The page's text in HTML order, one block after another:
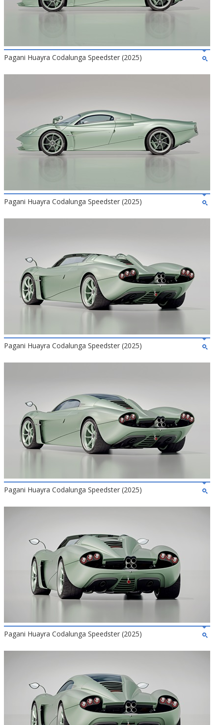
Pagani Huayra Codalunga Speedster (2025)
Pagani Huayra Codalunga Speedster (2025)
Pagani Huayra Codalunga Speedster (2025)
Pagani Huayra Codalunga Speedster (2025)
Pagani Huayra Codalunga Speedster (2025)